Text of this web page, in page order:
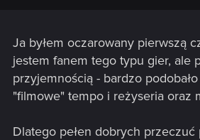
Ja byłem oczarowany pierwszą
jestem fanem tego typu gier, ale
przyjemnością - bardzo
"filmowe" tempo i reżyseria oraz
Dlatego pełen dobrych przeczuć